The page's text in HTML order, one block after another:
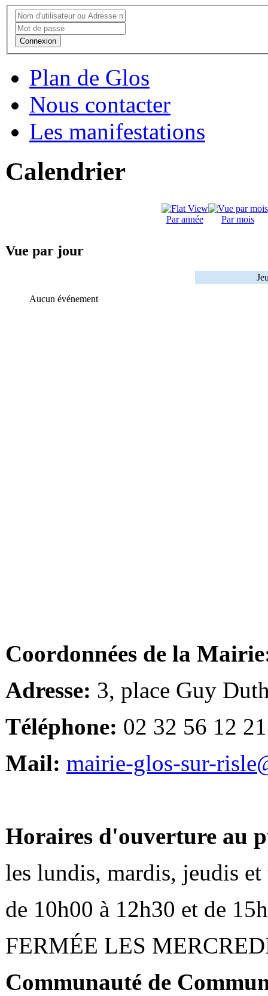
Connexion
Plan de Glos
Nous contacter
Les manifestations
Calendrier
Par année Par mois
Vue par jour
Aucun événement
Coordonnées de la
Adresse: 3, place Guy
Téléphone: 02 32 56 12 21
Mail: mairie-glos-sur-
Horaires d'ouverture au
les lundis, mardis, jeudis et
de 10h00 à 12h30 et de
FERMÉE LES
Communauté de